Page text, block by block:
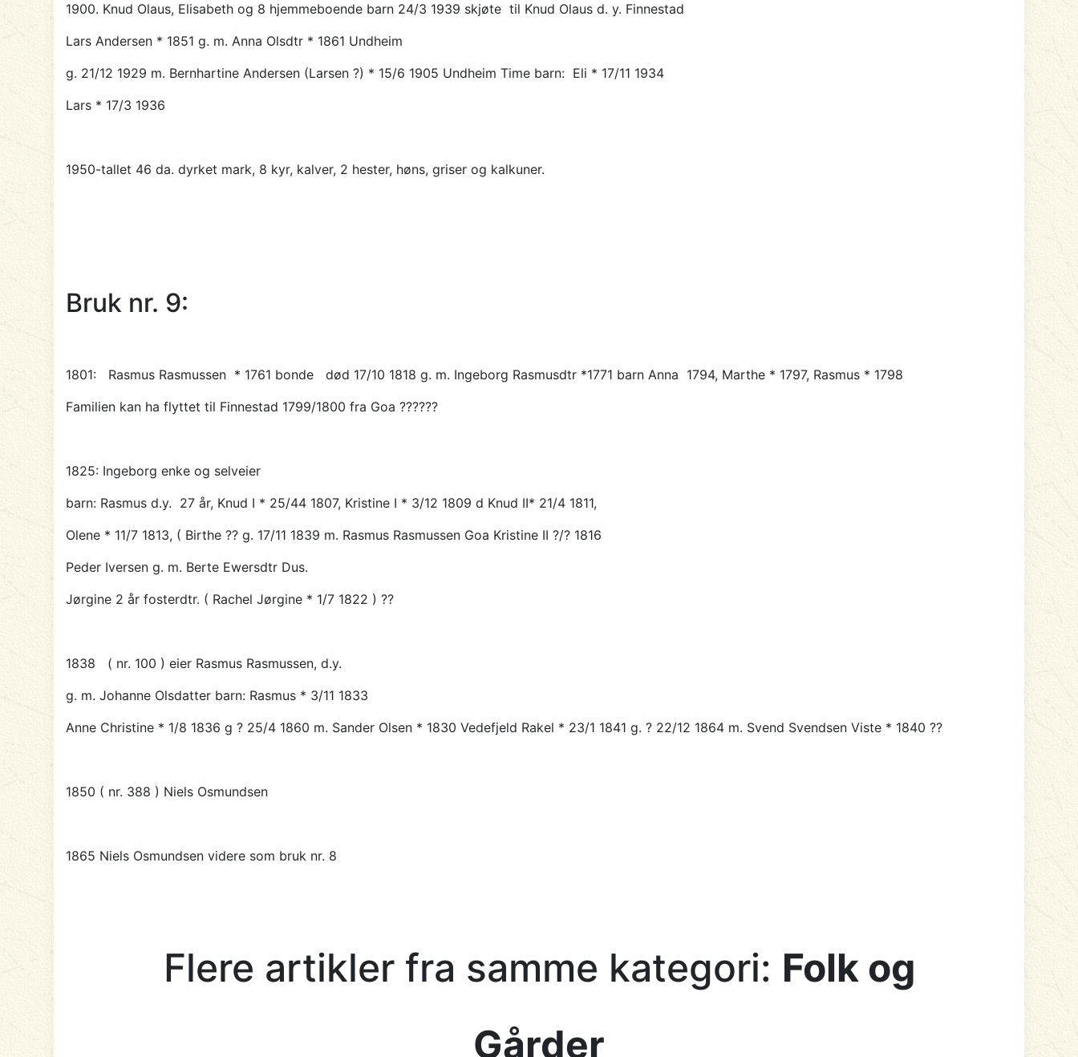
1900. Knud Olaus, Elisabeth og 8 hjemmeboende barn 24/3 1939 skjøte til Knud Olaus d. y. Finnestad
Lars Andersen * 1851 g. m. Anna Olsdtr * 1861 Undheim
g. 21/12 1929 m. Bernhartine Andersen (Larsen ?) * 15/6 1905 Undheim Time barn: Eli * 17/11 1934
Lars * 17/3 1936
1950-tallet 46 da. dyrket mark, 8 kyr, kalver, 2 hester, høns, griser og kalkuner.
Bruk nr. 9:
1801: Rasmus Rasmussen * 1761 bonde død 17/10 1818 g. m. Ingeborg Rasmusdtr *1771 barn Anna 1794, Marthe * 1797, Rasmus * 1798
Familien kan ha flyttet til Finnestad 1799/1800 fra Goa ??????
1825: Ingeborgenke og selveier
barn: Rasmus d.y. 27 år, Knud I * 25/44 1807, Kristine I * 3/12 1809 d Knud II* 21/4 1811,
Olene * 11/7 1813, ( Birthe ?? g. 17/11 1839 m. Rasmus Rasmussen Goa Kristine II ?/? 1816
Peder Iversen g. m. Berte Ewersdtr Dus.
Jørgine 2 år fosterdtr. ( Rachel Jørgine * 1/7 1822 ) ??
1838 ( nr. 100 ) eier Rasmus Rasmussen, d.y.
g. m. Johanne Olsdatter barn: Rasmus * 3/11 1833
Anne Christine * 1/8 1836 g ? 25/4 1860 m. Sander Olsen * 1830 Vedefjeld Rakel * 23/1 1841 g. ? 22/12 1864 m. Svend Svendsen Viste * 1840 ??
1850 ( nr. 388 ) Niels Osmundsen
1865 Niels Osmundsenvidere som bruk nr. 8
Flere artikler fra samme kategori: Folk og
Gårder